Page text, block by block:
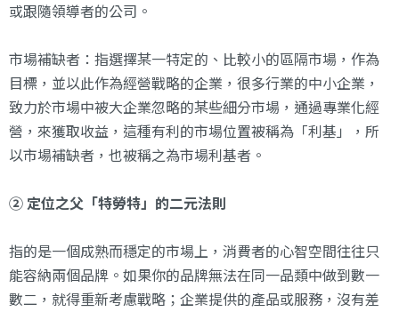
或跟隨領導者的公司。
市場補缺者：指選擇某一特定的、比較小的區隔市場，作為
目標，並以此作為經營戰略的企業，很多行業的中小企業，
致力於市場中被大企業忽略的某些細分市場，通過專業化經
營，來獲取收益，這種有利的市場位置被稱為「利基」，所
以市場補缺者，也被稱之為市場利基者。
② 定位之父「特勞特」的二元法則
指的是一個成熟而穩定的市場上，消費者的心智空間往往只
能容納兩個品牌。如果你的品牌無法在同一品類中做到數一
數二，就得重新考慮戰略；企業提供的產品或服務，沒有差